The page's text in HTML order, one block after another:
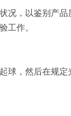
况，以鉴别产
工作。
，然后在规定